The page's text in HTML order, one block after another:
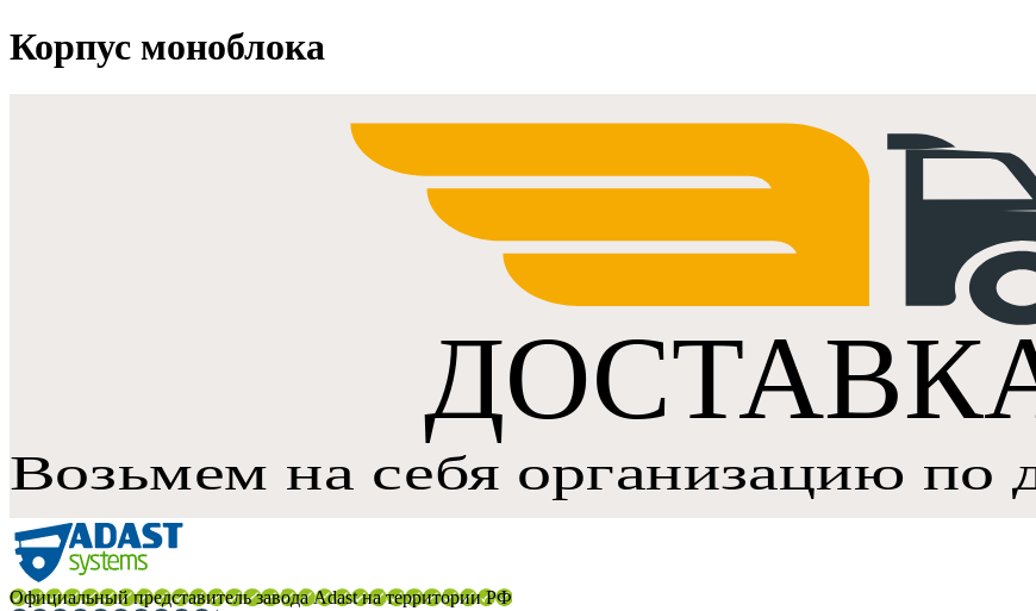
Корпус моноблока
Официальный представитель завода Adast на территории РФ